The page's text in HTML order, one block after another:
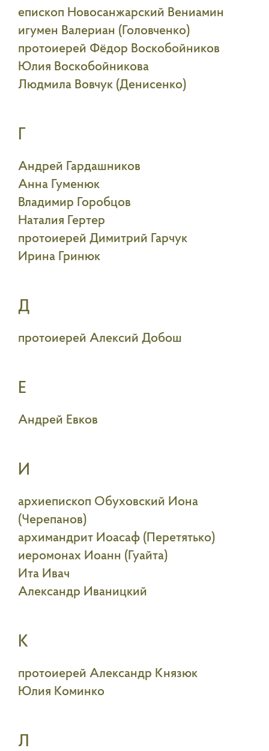
епископ Новосанжарский Вениамин
игумен Валериан (Головченко)
протоиерей Фёдор Воскобойников
Юлия Воскобойникова
Людмила Вовчук (Денисенко)
Г
Андрей Гардашников
Анна Гуменюк
Владимир Горобцов
Наталия Гертер
протоиерей Димитрий Гарчук
Ирина Гринюк
Д
протоиерей Алексий Добош
Е
Андрей Евков
И
архиепископ Обуховский Иона
(Черепанов)
архимандрит Иоасаф (Перетятько)
иеромонах Иоанн (Гуайта)
Ита Ивач
Александр Иваницкий
К
протоиерей Александр Князюк
Юлия Коминко
Л